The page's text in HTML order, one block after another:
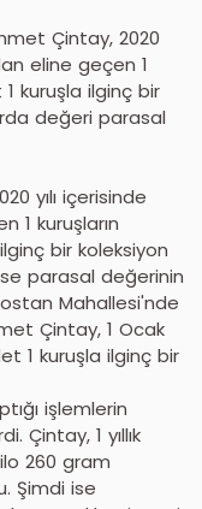
Çintay, 2020
eline geçen 1
kuruşla ilginç bir
değeri parasal
yılı içerisinde
1 kuruşların
bir koleksiyon
parasal değerinin
Mahallesi'nde
Çintay, 1 Ocak
1 kuruşla ilginç bir
işlemlerin
Çintay, 1 yıllık
260 gram
Şimdi ise